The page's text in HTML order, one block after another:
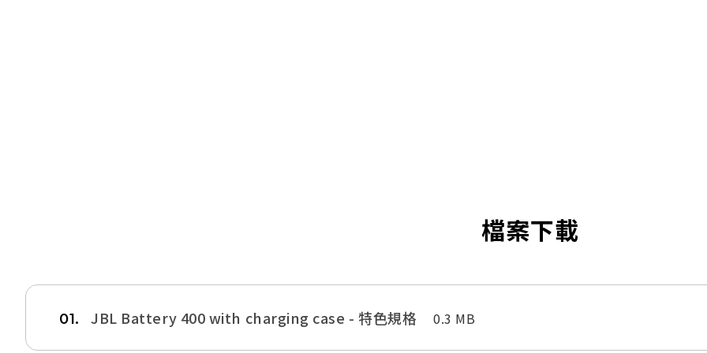
檔案下載
01. JBL Battery 400 with charging case - 特色規格 0.3 MB